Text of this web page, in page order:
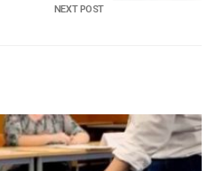
NEXT POST